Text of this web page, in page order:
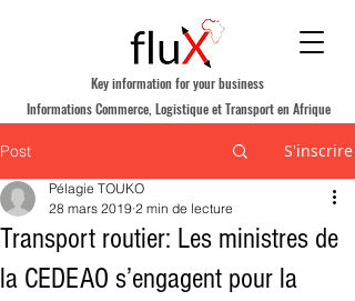
Informations Commerce, Logistique et Transport en Afrique
Key information for your business
Post S'inscrire
Transport routier: Les ministres de
la CEDEAO s’engagent pour la
Pélagie TOUKO
28 mars 2019 2 min de lecture